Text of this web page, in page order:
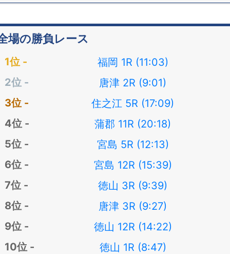
場の勝負レース
福岡 1R (11:03)
唐津 2R (9:01)
住之江 5R (17:09)
蒲郡 11R (20:18)
宮島 5R (12:13)
宮島 12R (15:39)
徳山 3R (9:39)
唐津 3R (9:27)
徳山 12R (14:22)
徳山 1R (8:47)